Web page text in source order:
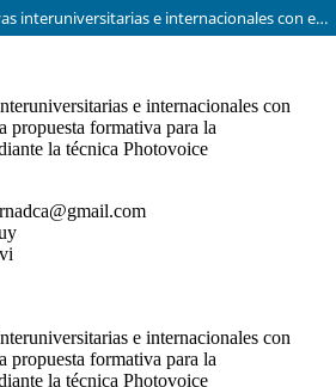
Experiencias educativas interuniversitarias e internacionales con enfoque intercultural.